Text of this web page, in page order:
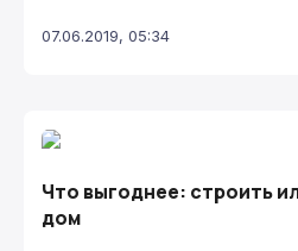
07.06.2019, 05:34
Что выгоднее: строить
дом